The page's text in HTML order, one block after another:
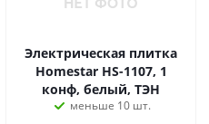
Электрическая плитка
Homestar HS-1107, 1
конф, белый, ТЭН
меньше 10 шт.